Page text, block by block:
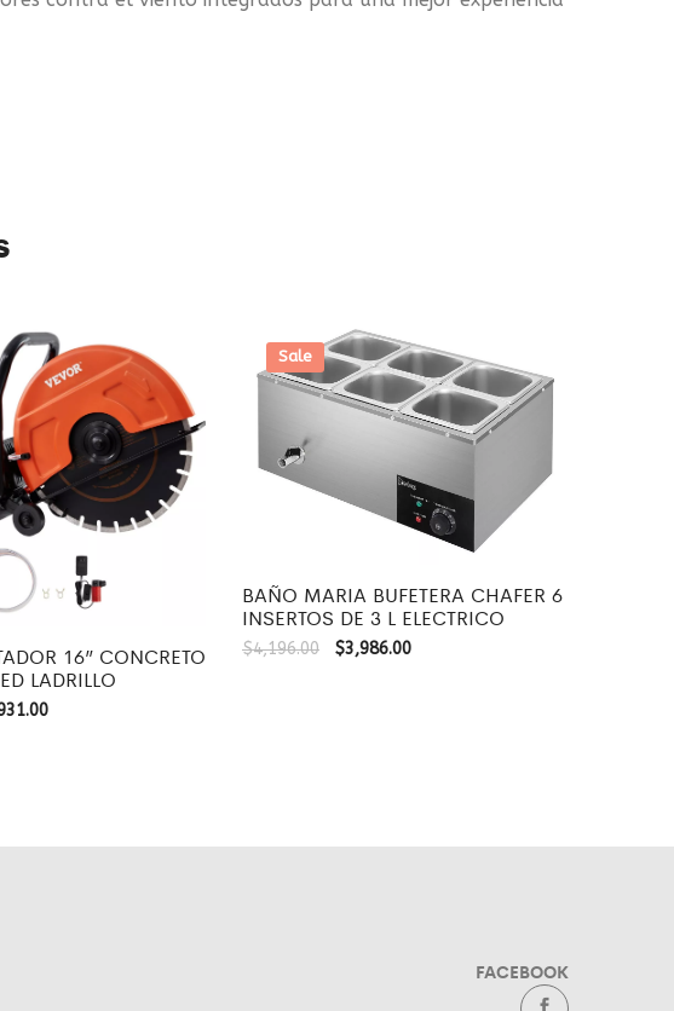
16” CONCRETO
LADRILLO
Sale
BAÑO MARIA BUFETERA CHAFER 6
INSERTOS DE 3 L ELECTRICO
$4,196.00 $3,986.00
FACEBOOK